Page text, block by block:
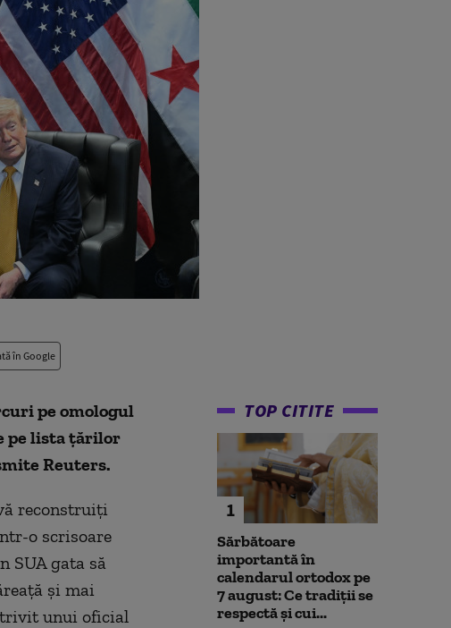
în Google
pe omologul
pe lista ţărilor
Reuters.
reconstruiţi
o scrisoare
SUA gata să
şi mai
unui oficial
TOP CITITE
1
Sărbătoare
importantă în
calendarul ortodox pe
7 august: Ce tradiții se
respectă și cui...